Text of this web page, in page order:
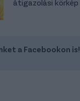
átigazolási körkép
a Facebookon is!